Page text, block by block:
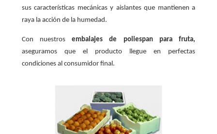
sus características mecánicas y aislantes que mantienen a
raya la acción de la humedad.
Con nuestrosembalajes de poliespan para fruta,
aseguramos que el producto llegue en perfectas
condiciones al consumidor final.